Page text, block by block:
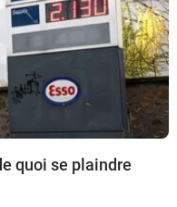
quoi se plaindre